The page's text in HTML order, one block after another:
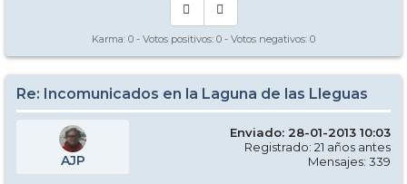
Karma: 0 - Votos positivos: 0 - Votos negativos: 0
Re: Incomunicados en la Laguna de las Lleguas
AJP
Enviado: 28-01-2013 10:03
Registrado: 21 años antes
Mensajes: 339